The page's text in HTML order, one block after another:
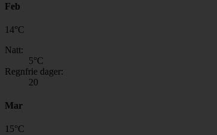
Feb
14°C
Natt:
5°C
Regnfrie dager:
20
Mar
15°C